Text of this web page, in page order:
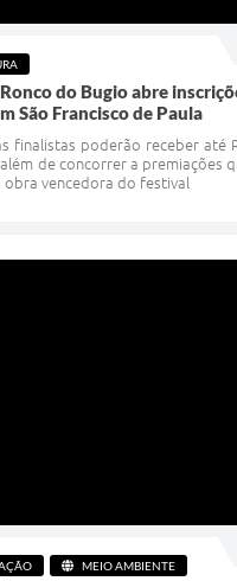
do Bugio abre
São Francisco de Paula
finalistas poderão receber até
de concorrer a premiações
obra vencedora do festival
MEIO AMBIENTE